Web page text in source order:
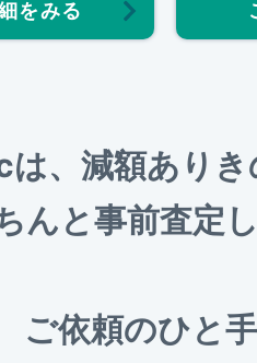
をみる
、減額ありき
んと事前査定
ご依頼のひと